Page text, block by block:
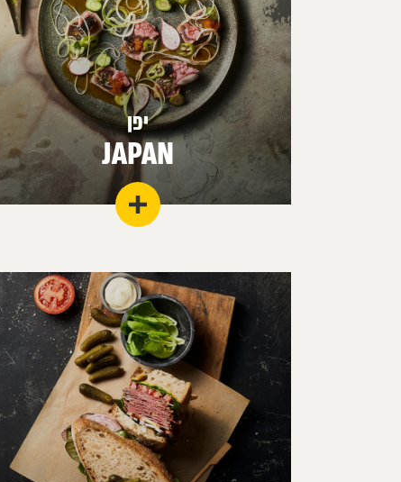
יפן
JAPAN
אומנות המשלבת דיוק מופתי וביטוי מדוייק של
חומרי גלם מרתקים ויוצאים מן הכלל במראה ובחך.